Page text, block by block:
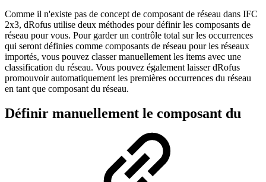
Comme il n'existe pas de concept de composant de réseau dans IFC
2x3, dRofus utilise deux méthodes pour définir les composants de
réseau pour vous. Pour garder un contrôle total sur les occurrences
qui seront définies comme composants de réseau pour les réseaux
importés, vous pouvez classer manuellement les items avec une
classification du réseau. Vous pouvez également laisser dRofus
promouvoir automatiquement les premières occurrences du réseau
en tant que composant du réseau.
Définir manuellement le composant du